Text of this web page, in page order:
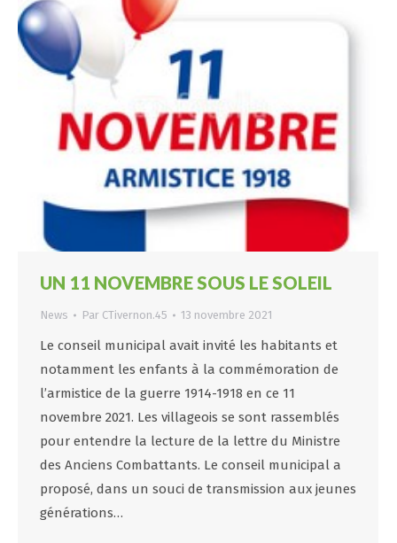
UN 11 NOVEMBRE SOUS LE SOLEIL
News Par CTivernon.45 13 novembre 2021
Le conseil municipal avait invité les habitants et
notamment les enfants à la commémoration de
l’armistice de la guerre 1914-1918 en ce 11
novembre 2021. Les villageois se sont rassemblés
pour entendre la lecture de la lettre du Ministre
des Anciens Combattants. Le conseil municipal a
proposé, dans un souci de transmission aux jeunes
générations…